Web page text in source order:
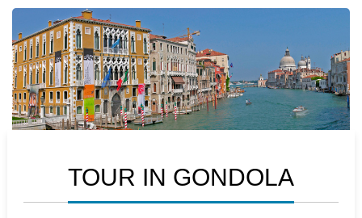
TOUR IN GONDOLA